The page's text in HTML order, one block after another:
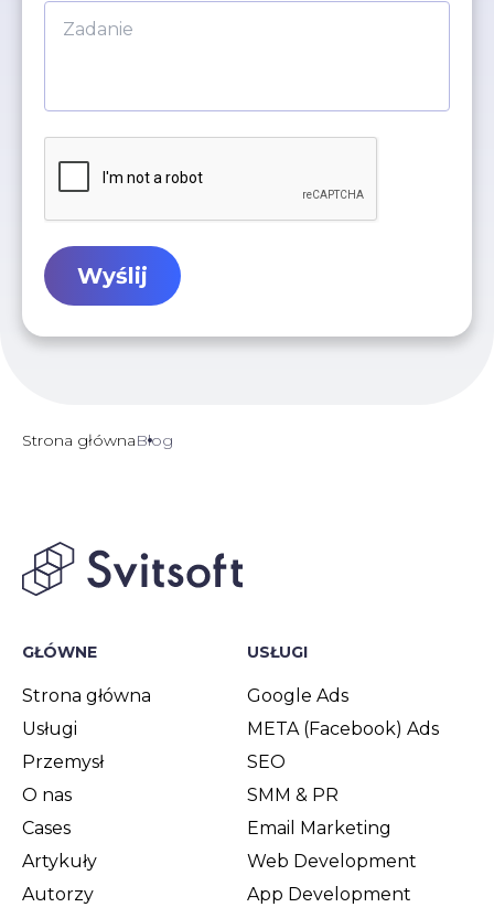
Wyślij
Strona głównaBlog
GŁÓWNE
Strona główna
Usługi
Przemysł
O nas
Cases
Artykuły
Autorzy
USŁUGI
Google Ads
META (Facebook) Ads
SEO
SMM & PR
Email Marketing
Web Development
App Development